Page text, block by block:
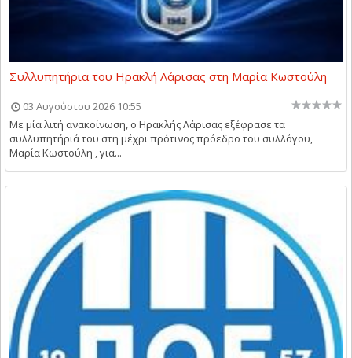
Συλλυπητήρια του Ηρακλή Λάρισας στη Μαρία Κωστούλη
03 Αυγούστου 2026 10:55
Με μία λιτή ανακοίνωση, ο Ηρακλής Λάρισας εξέφρασε τα
συλλυπητήριά του στη μέχρι πρότινος πρόεδρο του συλλόγου,
Μαρία Κωστούλη , για...